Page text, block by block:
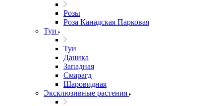
Розы
Роза Канадская Парковая
Туи
Туи
Даника
Западная
Смарагд
Шаровидная
Эксклюзивные растения